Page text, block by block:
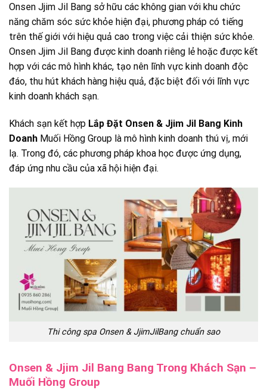
Onsen Jjim Jil Bang sở hữu các không gian với khu chức
năng chăm sóc sức khỏe hiện đại, phương pháp có tiếng
trên thế giới với hiệu quả cao trong việc cải thiện sức khỏe.
Onsen Jjim Jil Bang được kinh doanh riêng lẻ hoặc được kết
hợp với các mô hình khác, tạo nên lĩnh vực kinh doanh độc
đáo, thu hút khách hàng hiệu quả, đặc biệt đối với lĩnh vực
kinh doanh khách sạn.
Khách sạn kết hợp Lắp Đặt Onsen & Jjim Jil Bang Kinh
Doanh Muối Hồng Group là mô hình kinh doanh thú vị, mới
lạ. Trong đó, các phương pháp khoa học được ứng dụng,
đáp ứng nhu cầu của xã hội hiện đại.
Thi công spa Onsen & JjimJilBang chuẩn sao
Onsen & Jjim Jil Bang Bang Trong Khách Sạn –
Muối Hồng Group